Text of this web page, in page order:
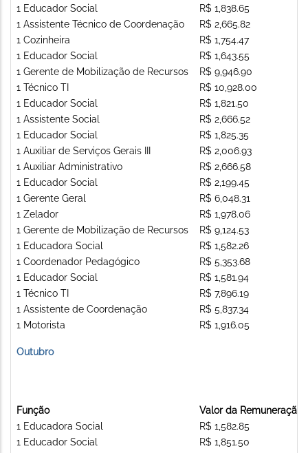
1 Educador Social
1 Assistente Técnico de Coordenação
1 Cozinheira
1 Educador Social
1 Gerente de Mobilização de Recursos
1 Técnico TI
1 Educador Social
1 Assistente Social
1 Educador Social
1 Auxiliar de Serviços Gerais III
1 Auxiliar Administrativo
1 Educador Social
1 Gerente Geral
1 Zelador
1 Gerente de Mobilização de Recursos
1 Educadora Social
1 Coordenador Pedagógico
1 Educador Social
1 Técnico TI
1 Assistente de Coordenação
1 Motorista
R$ 1,838.65
R$ 2,665.82
R$ 1,754.47
R$ 1,643.55
R$ 9,946.90
R$ 10,928.00
R$ 1,821.50
R$ 2,666.52
R$ 1,825.35
R$ 2,006.93
R$ 2,666.58
R$ 2,199.45
R$ 6,048.31
R$ 1,978.06
R$ 9,124.53
R$ 1,582.26
R$ 5,353.68
R$ 1,581.94
R$ 7,896.19
R$ 5,837.34
R$ 1,916.05
Outubro
Função
1 Educadora Social
1 Educador Social
Valor da Remuneração
R$ 1,582.85
R$ 1,851.50